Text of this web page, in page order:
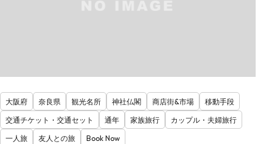
大阪府 奈良県 観光名所 神社仏閣 商店街&市場
移動手段
交通チケット・交通セット
通年 家族旅行
カップル・夫婦旅行
一人旅
友人との旅 Book Now